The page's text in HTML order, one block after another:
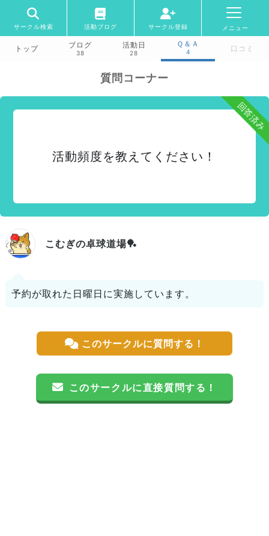
サークル検索 活動ブログ サークル登録 メニュー
トップ ブログ
38
活動日
28
Ｑ＆Ａ
4 口コミ
質問コーナー
回答済み
活動頻度を教えてください！
こむぎの卓球道場🏓
予約が取れた日曜日に実施しています。
このサークルに質問する！
このサークルに直接質問する！